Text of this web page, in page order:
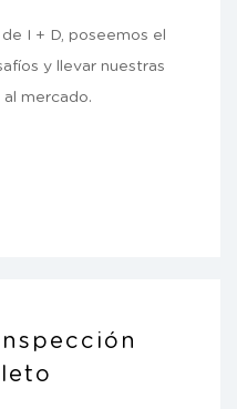
I + D, poseemos el
y llevar nuestras
mercado.